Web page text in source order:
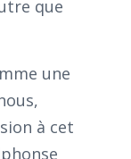
que
une
à cet